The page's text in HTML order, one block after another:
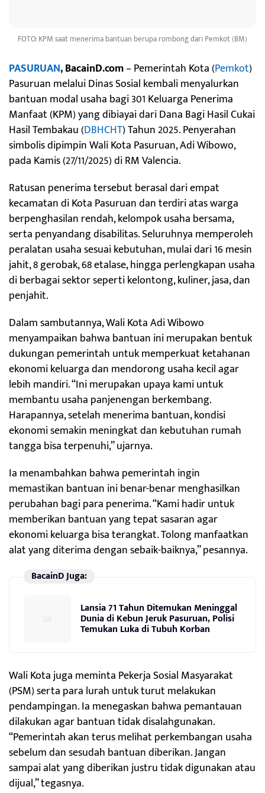
FOTO: KPM saat menerima bantuan berupa rombong dari Pemkot (BM)
PASURUAN, BacainD.com– Pemerintah Kota (Pemkot)
Pasuruan melalui Dinas Sosial kembali menyalurkan
bantuan modal usaha bagi 301 Keluarga Penerima
Manfaat (KPM) yang dibiayai dari Dana Bagi Hasil Cukai
Hasil Tembakau (DBHCHT) Tahun 2025. Penyerahan
simbolis dipimpin Wali Kota Pasuruan, Adi Wibowo,
pada Kamis (27/11/2025) di RM Valencia.
Ratusan penerima tersebut berasal dari empat
kecamatan di Kota Pasuruan dan terdiri atas warga
berpenghasilan rendah, kelompok usaha bersama,
serta penyandang disabilitas. Seluruhnya memperoleh
peralatan usaha sesuai kebutuhan, mulai dari 16 mesin
jahit, 8 gerobak, 68 etalase, hingga perlengkapan usaha
di berbagai sektor seperti kelontong, kuliner, jasa, dan
penjahit.
Dalam sambutannya, Wali Kota Adi Wibowo
menyampaikan bahwa bantuan ini merupakan bentuk
dukungan pemerintah untuk memperkuat ketahanan
ekonomi keluarga dan mendorong usaha kecil agar
lebih mandiri. “Ini merupakan upaya kami untuk
membantu usaha panjenengan berkembang.
Harapannya, setelah menerima bantuan, kondisi
ekonomi semakin meningkat dan kebutuhan rumah
tangga bisa terpenuhi,” ujarnya.
Ia menambahkan bahwa pemerintah ingin
memastikan bantuan ini benar-benar menghasilkan
perubahan bagi para penerima. “Kami hadir untuk
memberikan bantuan yang tepat sasaran agar
ekonomi keluarga bisa terangkat. Tolong manfaatkan
alat yang diterima dengan sebaik-baiknya,” pesannya.
BacainD Juga:
Lansia 71 Tahun Ditemukan Meninggal
Dunia di Kebun Jeruk Pasuruan, Polisi
Temukan Luka di Tubuh Korban
Wali Kota juga meminta Pekerja Sosial Masyarakat
(PSM) serta para lurah untuk turut melakukan
pendampingan. Ia menegaskan bahwa pemantauan
dilakukan agar bantuan tidak disalahgunakan.
“Pemerintah akan terus melihat perkembangan usaha
sebelum dan sesudah bantuan diberikan. Jangan
sampai alat yang diberikan justru tidak digunakan atau
dijual,” tegasnya.